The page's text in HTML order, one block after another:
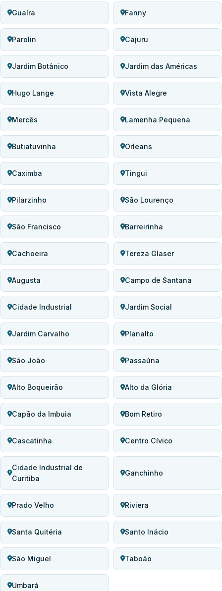
Guaíra Fanny
Parolin Cajuru
Jardim Botânico Jardim das Américas
Hugo Lange Vista Alegre
Mercês Lamenha Pequena
Butiatuvinha Orleans
Caximba Tingui
Pilarzinho São Lourenço
São Francisco Barreirinha
Cachoeira Tereza Glaser
Augusta Campo de Santana
Cidade Industrial Jardim Social
Jardim Carvalho Planalto
São João Passaúna
Alto Boqueirão Alto da Glória
Capão da Imbuia Bom Retiro
Cascatinha Centro Cívico
Cidade Industrial de
Curitiba
Ganchinho
Prado Velho Riviera
Santa Quitéria Santo Inácio
São Miguel Taboão
Umbará